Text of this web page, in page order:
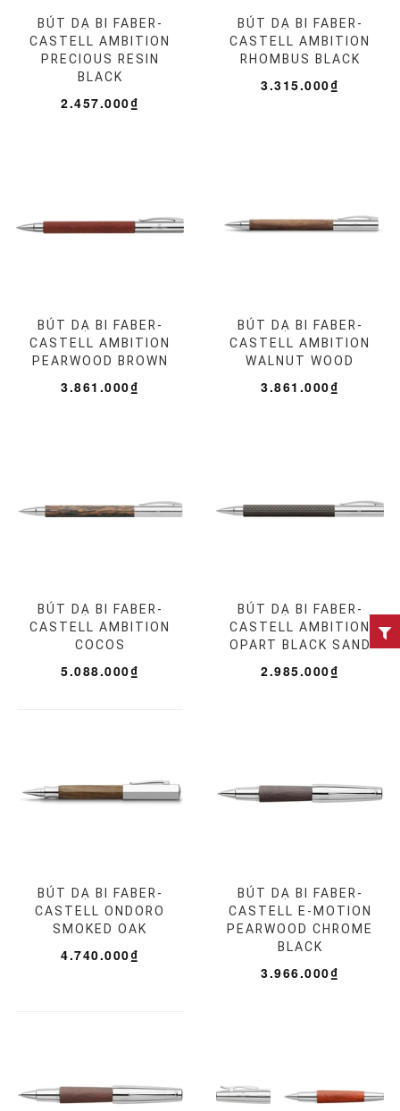
BÚT DẠ BI FABER-
CASTELL AMBITION
PRECIOUS RESIN
BLACK
2.457.000₫
BÚT DẠ BI FABER-
CASTELL AMBITION
RHOMBUS BLACK
3.315.000₫
BÚT DẠ BI FABER-
CASTELL AMBITION
PEARWOOD BROWN
3.861.000₫
BÚT DẠ BI FABER-
CASTELL AMBITION
WALNUT WOOD
3.861.000₫
BÚT DẠ BI FABER-
CASTELL AMBITION
COCOS
5.088.000₫
BÚT DẠ BI FABER-
CASTELL AMBITION
OPART BLACK SAND
2.985.000₫
BÚT DẠ BI FABER-
CASTELL ONDORO
SMOKED OAK
4.740.000₫
BÚT DẠ BI FABER-
CASTELL E-MOTION
PEARWOOD CHROME
BLACK
3.966.000₫